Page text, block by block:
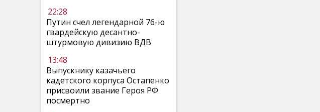
22:28
Путин счел легендарной 76-ю
гвардейскую десантно-
штурмовую дивизию ВДВ
13:48
Выпускнику казачьего
кадетского корпуса Остапенко
присвоили звание Героя РФ
посмертно